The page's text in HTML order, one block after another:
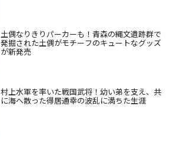
土偶なりきりパーカーも！青森の縄文遺跡群で
発掘された土偶がモチーフのキュートなグッズ
が新発売
村上水軍を率いた戦国武将！幼い弟を支え、共
に海へ散った得居通幸の波乱に満ちた生涯